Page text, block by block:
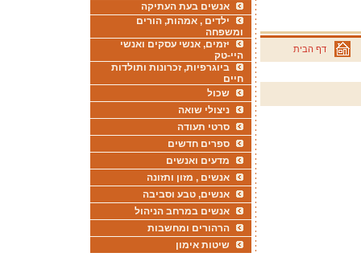
דף הבית
אנשים בעת העתיקה
ילדים , אמהות, הורים
ומשפחה
יזמים, אנשי עסקים ואנשי
היי-טק
ביוגרפיות, זכרונות ותולדות
חיים
שכול
ניצולי שואה
סרטי תעודה
ספרים חדשים
מדעים ואנשים
אנשים , מזון ותזונה
אנשים, טבע וסביבה
אנשים במרחב הניהול
הרהורים ומחשבות
שיטות אימון